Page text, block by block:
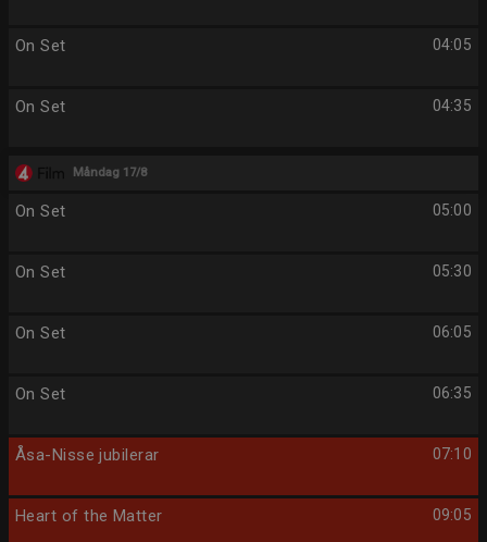
04:05
On Set
04:35
On Set
Måndag 17/8
05:00
On Set
05:30
On Set
06:05
On Set
06:35
On Set
07:10
Åsa-Nisse jubilerar
09:05
Heart of the Matter